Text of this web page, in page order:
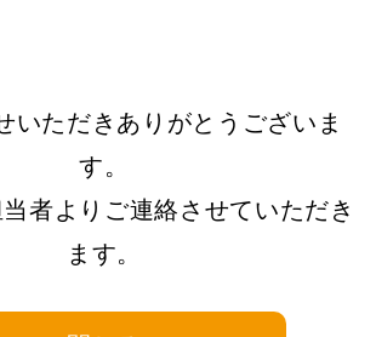
いただきありがとうございま
す。
者よりご連絡させていただき
ます。